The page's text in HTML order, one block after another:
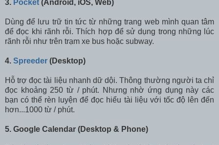
3. Pocket (Android, iOS, Web)
Dùng để lưu trữ tin tức từ những trang web mình quan tâm
để đọc khi rãnh rỗi. Thích hợp để sử dụng trong những lúc
rãnh rỗi như trên trạm xe bus hoặc subway.
4. Spreeder (Desktop)
Hỗ trợ đọc tài liệu nhanh dữ dội. Thông thường người ta chỉ
đọc khoảng 250 từ / phút. Nhưng nhờ ứng dụng này các
bạn có thể rèn luyện để đọc hiểu tài liệu với tốc độ lên đến
hơn...1000 từ / phút.
5. Google Calendar (Desktop & Phone)